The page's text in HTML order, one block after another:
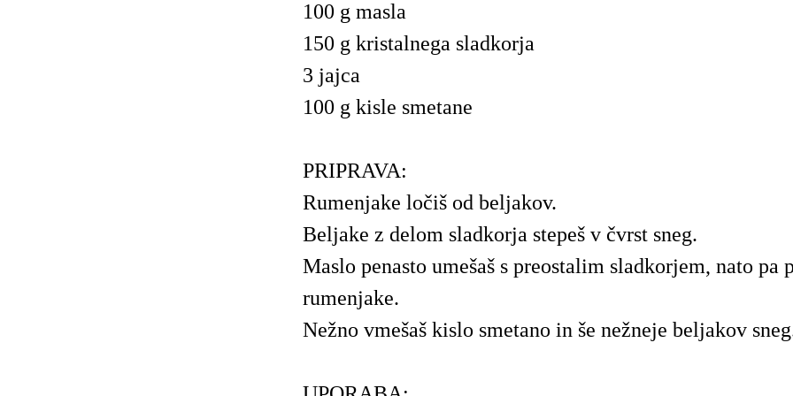
100 g masla
150 g kristalnega sladkorja
3 jajca
100 g kisle smetane
PRIPRAVA:
Rumenjake ločiš od beljakov.
Beljake z delom sladkorja stepeš v čvrst sneg.
Maslo penasto umešaš s preostalim sladkorjem, nato pa
rumenjake.
Nežno vmešaš kislo smetano in še nežneje beljakov